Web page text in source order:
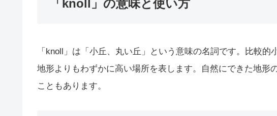
「knoll」の意味と使い方
「knoll」は「小丘、丸い丘」という意味の名詞です。比較
地形よりもわずかに高い場所を表します。自然にできた地形
こともあります。